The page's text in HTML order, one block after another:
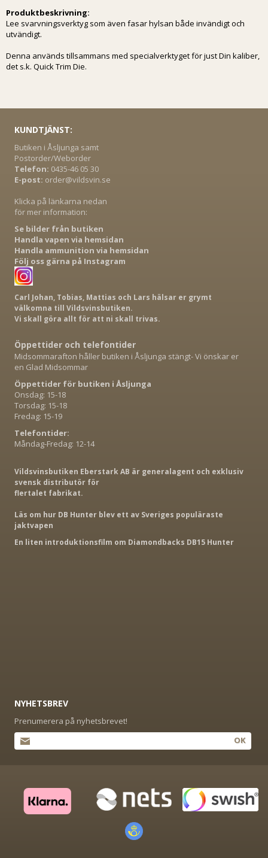
Produktbeskrivning:
Lee svarvningsverktyg som även fasar hylsan både invändigt och
utvändigt.
Denna används tillsammans med specialverktyget för just Din kaliber,
det s.k. Quick Trim Die.
KUNDTJÄNST:
Butiken i Åsljunga samt
Postorder/Weborder
Telefon: 0435-46 05 30
E-post: order@vildsvin.se
Klicka på länkarna nedan
för mer information:
Se bilder från butiken
Handla vapen via hemsidan
Handla ammunition via hemsidan
Följ oss gärna på Instagram
Carl Johan, Tobias, Mattias och Lars hälsar er grymt
välkomna till Vildsvinsbutiken.
Vi skall göra allt för att ni skall trivas.
Öppettider och telefontider
Midsommarafton håller butiken i Åsljunga stängt- Vi önskar er
en Glad Midsommar
Öppettider för butiken i Åsljunga
Onsdag: 15-18
Torsdag: 15-18
Fredag: 15-19
Telefontider:
Måndag-Fredag: 12-14
Vildsvinsbutiken Eberstark AB är generalagent och exklusiv
svensk distributör för
flertalet fabrikat.
Läs om hur DB Hunter blev ett av Sveriges populäraste
jaktvapen
En liten introduktionsfilm om Diamondbacks DB15 Hunter
NYHETSBREV
Prenumerera på nyhetsbrevet!
OK